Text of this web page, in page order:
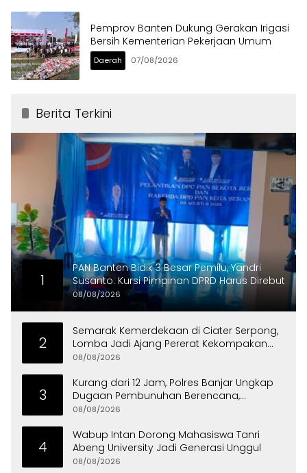
Pemprov Banten Dukung Gerakan Irigasi
Bersih Kementerian Pekerjaan Umum
Daerah 07/08/2026
Berita Terkini
1
PAN Banten Bidik 3 Besar Pemilu, Yandri
Susanto: Kursi Pimpinan DPRD Harus Direbut
08/08/2026
2
Semarak Kemerdekaan di Ciater Serpong,
Lomba Jadi Ajang Pererat Kekompakan
Warga
08/08/2026
3
Kurang dari 12 Jam, Polres Banjar Ungkap
Dugaan Pembunuhan Berencana,
Tersangka Diciduk di Bandung
08/08/2026
4
Wabup Intan Dorong Mahasiswa Tanri
Abeng University Jadi Generasi Unggul
08/08/2026